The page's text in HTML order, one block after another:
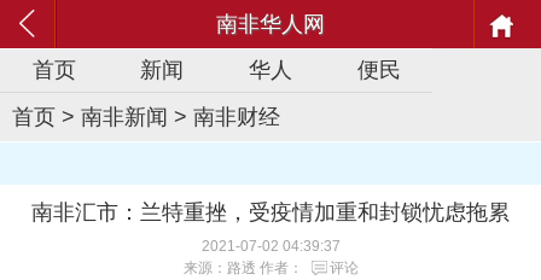
南非华人网
首页
新闻 华人
便民
首页 > 南非新闻 > 南非财经
南非汇市：兰特重挫，受疫情加重和封锁忧虑拖累
2021-07-02 04:39:37
来源：路透 作者：
评论